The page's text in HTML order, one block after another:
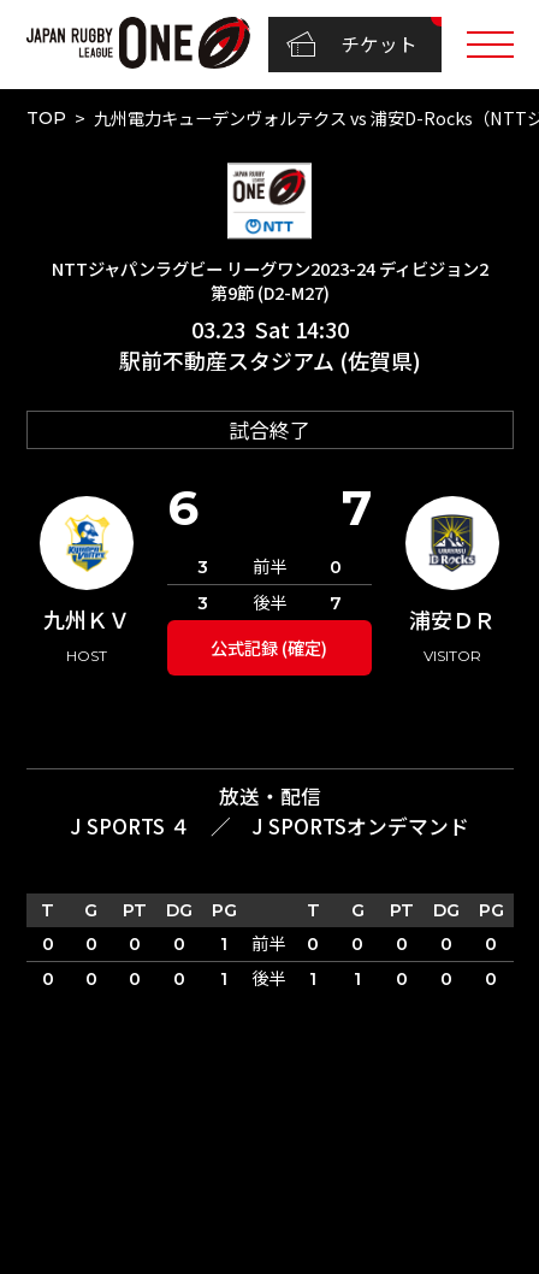
チケット
TOP 九州電力キューデンヴォルテクス vs 浦安D-Rocks（
NTTジャパンラグビー リーグワン2023-24 ディビジョン2
第9節 (D2-M27)
03.23 Sat 14:30
駅前不動産スタジアム (佐賀県)
試合終了
九州ＫＶ
HOST
浦安ＤＲ
VISITOR
6 7
3 前半
0
3
後半 7
公式記録 (確定)
放送・配信
J SPORTS ４
／ J SPORTSオンデマンド
T G PT DG PG T G PT DG
PG
0
0 0 0 1 前半 0 0 0 0
0
0
0 0 0 1 後半 1 1 0 0 0